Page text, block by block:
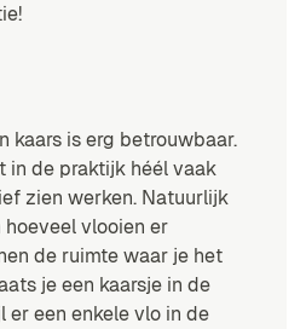
kaars is erg betrouwbaar.
in de praktijk héél vaak
zien werken. Natuurlijk
vlooien er
de ruimte waar je het
je een kaarsje in de
een enkele vlo in de